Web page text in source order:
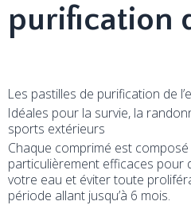
purification
Les pastilles de purification de
Idéales pour la survie, la
sports extérieurs
Chaque comprimé est composé
particulièrement efficaces pour
votre eau et éviter toute
période allant jusqu’à 6 mois.